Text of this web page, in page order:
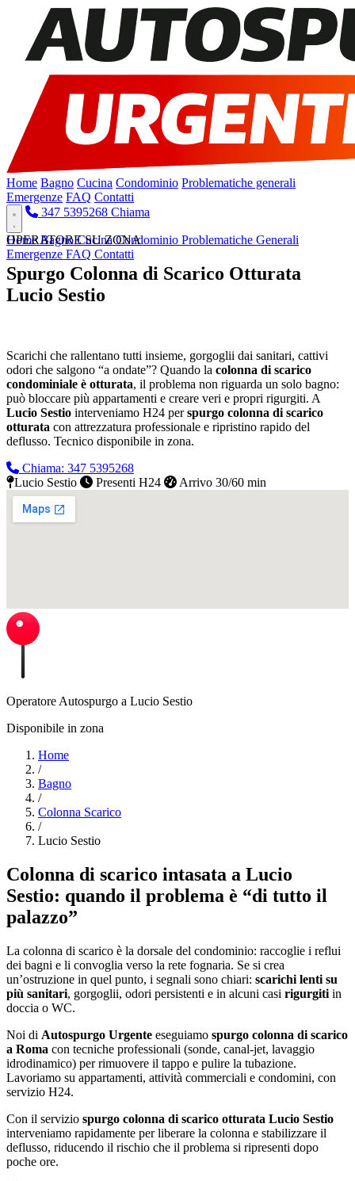
Home Bagno Cucina Condominio Problematiche generali
Emergenze FAQ Contatti
347 5395268 Chiama
HomeBagnoCucinaCondominio Problematiche Generali
Emergenze FAQ Contatti
OPERATORE SU ZONA
Spurgo Colonna di Scarico Otturata
Lucio Sestio
Scarichi che rallentano tutti insieme, gorgoglii dai sanitari, cattivi
odori che salgono “a ondate”? Quando la colonna di scarico
condominiale è otturata, il problema non riguarda un solo bagno:
può bloccare più appartamenti e creare veri e propri rigurgiti. A
Lucio Sestio interveniamo H24 perspurgo colonna di scarico
otturata con attrezzatura professionale e ripristino rapido del
deflusso. Tecnico disponibile in zona.
Chiama: 347 5395268
Lucio Sestio
Presenti H24 Arrivo 30/60 min
Operatore Autospurgo a Lucio Sestio
Disponibile in zona
Home
/
Bagno
/
Colonna Scarico
/
Lucio Sestio
Colonna di scarico intasata a Lucio
Sestio: quando il problema è “di tutto il
palazzo”
La colonna di scarico è la dorsale del condominio: raccoglie i reflui
dei bagni e li convoglia verso la rete fognaria. Se si crea
un’ostruzione in quel punto, i segnali sono chiari: scarichi lenti su
più sanitari, gorgoglii, odori persistenti e in alcuni casi rigurgiti in
doccia o WC.
Noi di Autospurgo Urgente eseguiamo spurgo colonna di scarico
a Roma con tecniche professionali (sonde, canal-jet, lavaggio
idrodinamico) per rimuovere il tappo e pulire la tubazione.
Lavoriamo su appartamenti, attività commerciali e condomini, con
servizio H24.
Con il servizio spurgo colonna di scarico otturata Lucio Sestio
interveniamo rapidamente per liberare la colonna e stabilizzare il
deflusso, riducendo il rischio che il problema si ripresenti dopo
poche ore.